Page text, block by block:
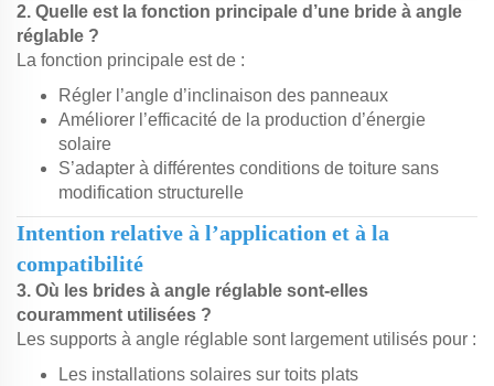
2. Quelle est la fonction principale d’une bride à angle
réglable ?
La fonction principale est de :
Régler l’angle d’inclinaison des panneaux
Améliorer l’efficacité de la production d’énergie
solaire
S’adapter à différentes conditions de toiture sans
modification structurelle
Intention relative à l’application et à la
compatibilité
3. Où les brides à angle réglable sont-elles
couramment utilisées ?
Les supports à angle réglable sont largement utilisés pour :
Les installations solaires sur toits plats